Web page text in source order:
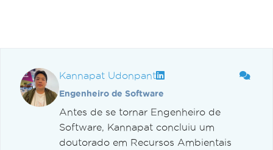
Kannapat Udonpant
Engenheiro de Software
Antes de se tornar Engenheiro de
Software, Kannapat concluiu um
doutorado em Recursos Ambientais